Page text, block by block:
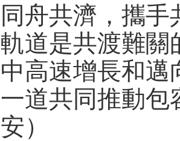
同舟共濟，攜
軌道是共渡難關
中高速增長和邁
一道共同推動包
安）